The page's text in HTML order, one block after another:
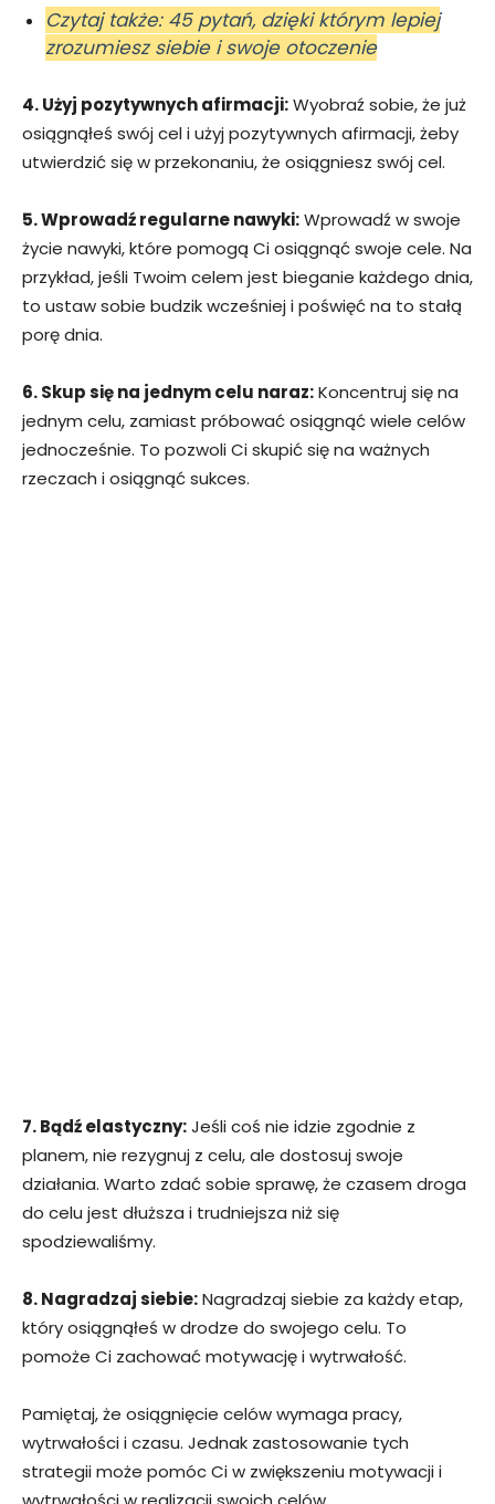
Czytaj także: 45 pytań, dzięki którym lepiej
zrozumiesz siebie i swoje otoczenie
4. Użyj pozytywnych afirmacji:Wyobraź sobie, że już
osiągnąłeś swój cel i użyj pozytywnych afirmacji, żeby
utwierdzić się w przekonaniu, że osiągniesz swój cel.
5. Wprowadź regularne nawyki:Wprowadź w swoje
życie nawyki, które pomogą Ci osiągnąć swoje cele. Na
przykład, jeśli Twoim celem jest bieganie każdego dnia,
to ustaw sobie budzik wcześniej i poświęć na to stałą
porę dnia.
6. Skup się na jednym celu naraz:Koncentruj się na
jednym celu, zamiast próbować osiągnąć wiele celów
jednocześnie. To pozwoli Ci skupić się na ważnych
rzeczach i osiągnąć sukces.
7. Bądź elastyczny:Jeśli coś nie idzie zgodnie z
planem, nie rezygnuj z celu, ale dostosuj swoje
działania. Warto zdać sobie sprawę, że czasem droga
do celu jest dłuższa i trudniejsza niż się
spodziewaliśmy.
8. Nagradzaj siebie:Nagradzaj siebie za każdy etap,
który osiągnąłeś w drodze do swojego celu. To
pomoże Ci zachować motywację i wytrwałość.
Pamiętaj, że osiągnięcie celów wymaga pracy,
wytrwałości i czasu. Jednak zastosowanie tych
strategii może pomóc Ci w zwiększeniu motywacji i